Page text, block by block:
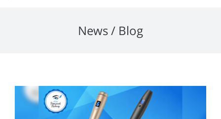
News / Blog